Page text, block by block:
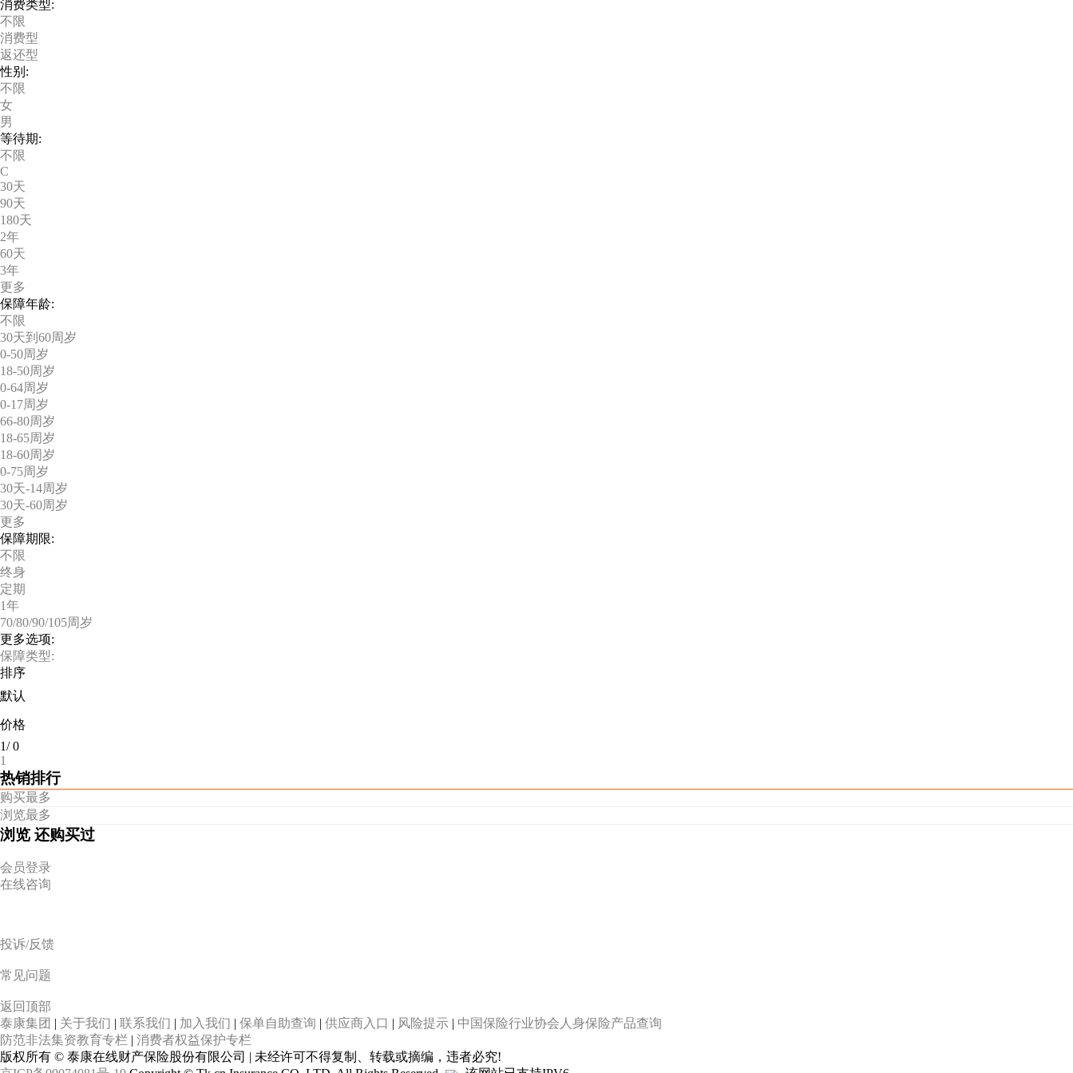
消费类型:
不限
消费型
返还型
性别:
不限
女
男
等待期:
不限
C
30天
90天
180天
2年
60天
3年
更多
保障年龄:
不限
30天到60周岁
0-50周岁
18-50周岁
0-64周岁
0-17周岁
66-80周岁
18-65周岁
18-60周岁
0-75周岁
30天-14周岁
30天-60周岁
更多
保障期限:
不限
终身
定期
1年
70/80/90/105周岁
更多选项:
保障类型:
排序
默认
价格
1/0
1
热销排行
购买最多
浏览最多
浏览 还购买过
会员登录
在线咨询
投诉/反馈
常见问题
返回顶部
泰康集团 | 关于我们 | 联系我们 | 加入我们 | 保单自助查询 | 供应商入口 | 风险提示 | 中国保险行业协会人身保险产品查询
防范非法集资教育专栏 | 消费者权益保护专栏
版权所有 © 泰康在线财产保险股份有限公司 | 未经许可不得复制、转载或摘编，违者必究!